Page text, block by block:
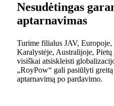
Nesudėtingas
aptarnavimas
Turime filialus JAV, Europoje,
Karalystėje, Australijoje,
visiškai atsiskleisti
„RoyPow“ gali pasiūlyti
aptarnavimą po pardavimo.